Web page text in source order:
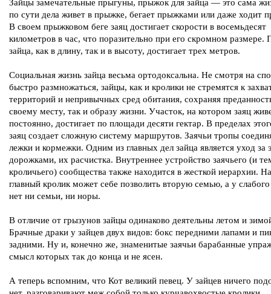
Зайцы замечательные прыгуны, прыжок для зайца — это сама
по сути дела живет в прыжке, бегает прыжками или даже ходит
В своем прыжковом беге заяц достигает скорости в восемьдесят
километров в час, что поразительно при его скромном размере.
зайца, как в длину, так и в высоту, достигает трех метров.
Социальная жизнь зайца весьма ортодоксальна. Не смотря на
быстро размножаться, зайцы, как и кролики не стремятся к
территорий и непривычных сред обитания, сохраняя
своему месту, так и образу жизни. Участок, на котором заяц
постоянно, достигает по площади десяти гектар. В пределах
заяц создает сложную систему маршрутов. Заячьи тропы
лежки и кормежки. Одним из главных дел зайца является уход за
дорожками, их расчистка. Внутреннее устройство заячьего (и
кроличьего) сообщества также находится в жесткой иерархии.
главный кролик может себе позволить вторую семью, а у
нет ни семьи, ни норы.
В отличие от грызунов зайцы одинаково деятельны летом и
Брачные драки у зайцев двух видов: бокс передними лапами и
задними. Ну и, конечно же, знаменитые заячьи барабанные
смысл которых так до конца и не ясен.
А теперь вспомним, что Кот великий певец. У зайцев ничего